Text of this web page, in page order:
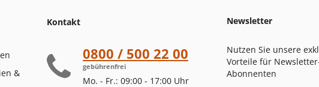
&
Kontakt
0800 / 500 22 00
gebührenfrei
Mo. - Fr.: 09:00 - 17:00 Uhr
Newsletter
Nutzen Sie unsere
Vorteile für
Abonnenten